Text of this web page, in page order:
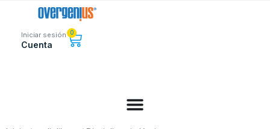
Iniciar sesión
Cuenta
0